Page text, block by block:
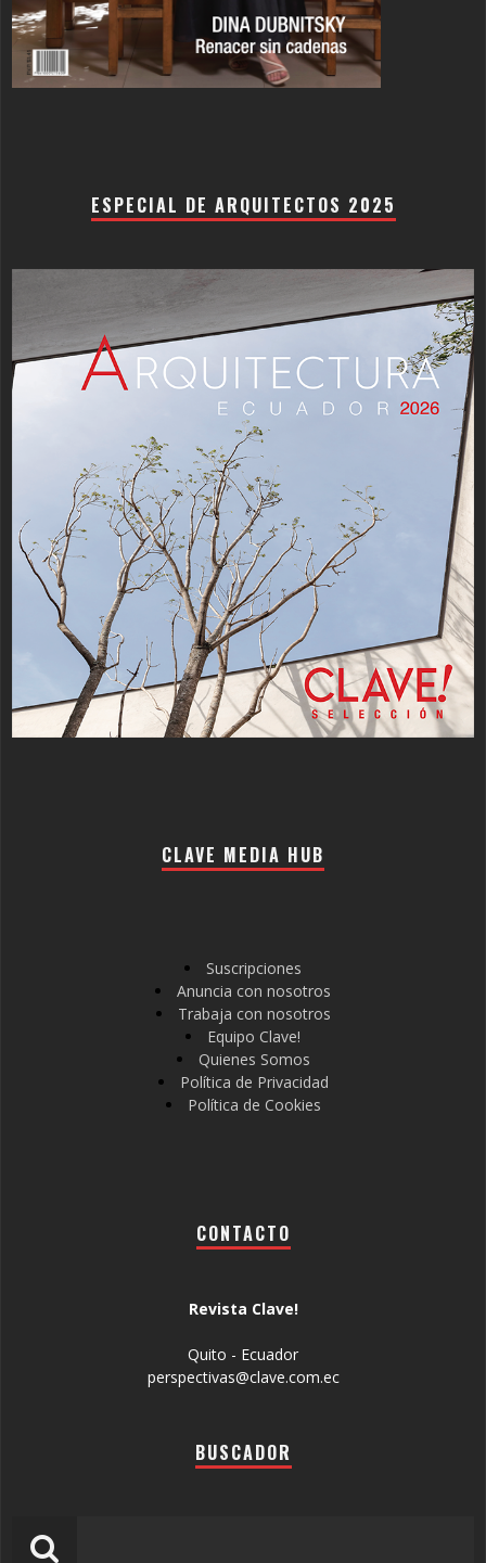
ESPECIAL DE ARQUITECTOS 2025
CLAVE MEDIA HUB
Suscripciones
Anuncia con nosotros
Trabaja con nosotros
Equipo Clave!
Quienes Somos
Política de Privacidad
Política de Cookies
CONTACTO
Revista Clave!
Quito - Ecuador
perspectivas@clave.com.ec
BUSCADOR